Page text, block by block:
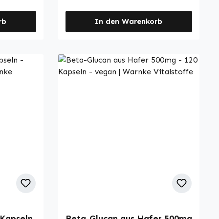
im
trägt zu einem normalen
normaler roter Blutkörperchen
bei. Riboflavin trägt zur
Fachliteratur oder spezialisierte
Die
für
durch
und
täglichen Ergänzung einer
ausgewogenen Ernährung. Die
Packung enthält 100 Kapseln und
Anwendung konzipiert. Die
pflanzliche Kapselhülle besteht
In den Warenkorb